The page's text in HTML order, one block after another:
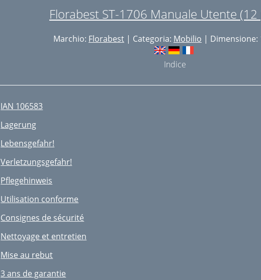
Florabest ST-1706 Manuale Utente (12
Marchio: Florabest | Categoria: Mobilio | Dimensione:
Indice
IAN 106583
Lagerung
Lebensgefahr!
Verletzungsgefahr!
Pﬂegehinweis
Utilisation conforme
Consignes de sécurité
Nettoyage et entretien
Mise au rebut
3 ans de garantie